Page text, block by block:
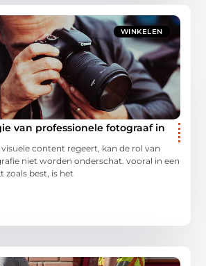
WINKELEN
van professionele fotograaf in
content regeert, kan de rol van
niet worden onderschat. vooral in een
best, is het